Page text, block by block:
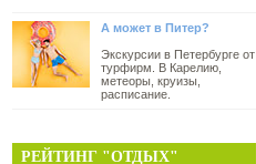
А может в Питер?
Экскурсии в Петербурге от
турфирм. В Карелию,
метеоры, круизы,
расписание.
РЕЙТИНГ "ОТДЫХ"